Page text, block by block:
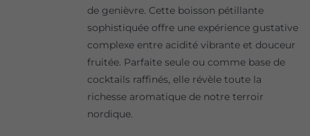
de genièvre. Cette boisson pétillante
sophistiquée offre une expérience gustative
complexe entre acidité vibrante et douceur
fruitée. Parfaite seule ou comme base de
cocktails raffinés, elle révèle toute la
richesse aromatique de notre terroir
nordique.